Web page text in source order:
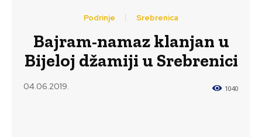
Podrinje Srebrenica
Bajram-namaz klanjan u
Bijeloj džamiji u Srebrenici
04.06.2019. 1040